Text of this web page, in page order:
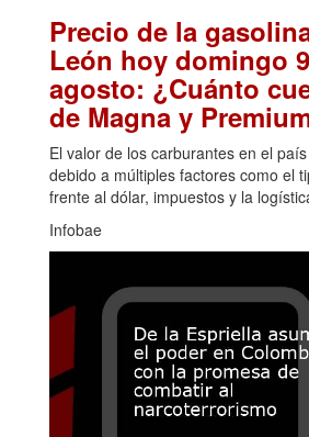
Precio de la
León hoy domingo
agosto: ¿Cuánto
de Magna y
El valor de los carburantes en el
debido a múltiples factores como el
frente al dólar, impuestos y la
Infobae